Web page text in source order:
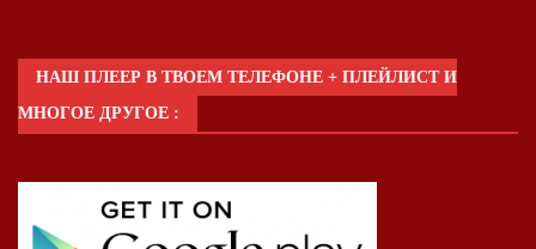
НАШ ПЛЕЕР В ТВОЕМ ТЕЛЕФОНЕ + ПЛЕЙЛИСТ И
МНОГОЕ ДРУГОЕ :